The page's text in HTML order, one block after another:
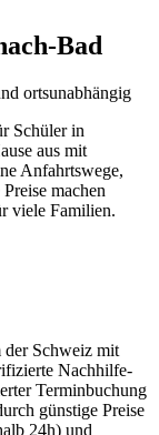
Bad
ortsunabhängig
Schüler in
aus mit
Anfahrtswege,
machen
viele Familien.
Schweiz mit
Nachhilfe-
Terminbuchung
günstige Preise
24h) und